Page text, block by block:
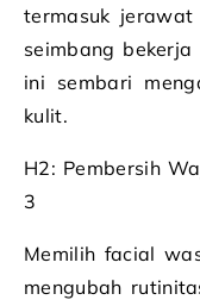
termasuk
seimbang
ini sembari
kulit.
H2: Pembersih
3
Memilih facial
mengubah